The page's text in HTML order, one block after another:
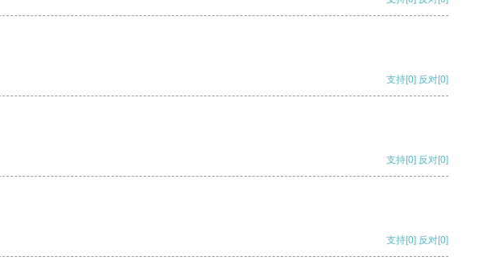
支持[0] 反对[0]
支持[0] 反对[0]
支持[0] 反对[0]